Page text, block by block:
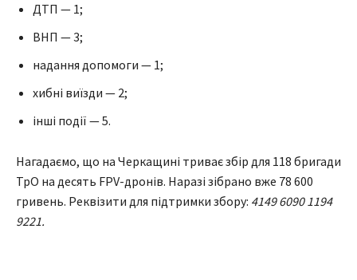
ДТП — 1;
ВНП — 3;
надання допомоги — 1;
хибні виїзди — 2;
інші події — 5.
Нагадаємо, що на Черкащині триває збір для 118 бригади
ТрО на десять FPV-дронів. Наразі зібрано вже 78 600
гривень. Реквізити для підтримки збору: 4149 6090 1194
9221.